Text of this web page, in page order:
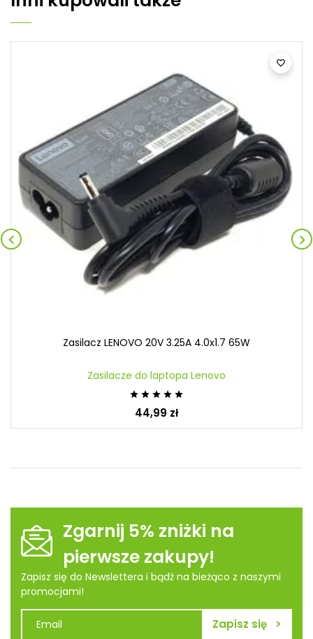


Zasilacz LENOVO 20V 3.25A 4.0x1.7 65W
Zasilacze do laptopa Lenovo
    
44,99 zł

Zgarnij 5% zniżki na
pierwsze zakupy!
Zapisz się do Newslettera i bądź na bieżąco z naszymi
promocjami!